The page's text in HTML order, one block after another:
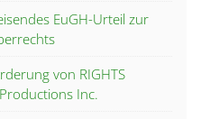
EuGH-Urteil zur
von RIGHTS
Inc.